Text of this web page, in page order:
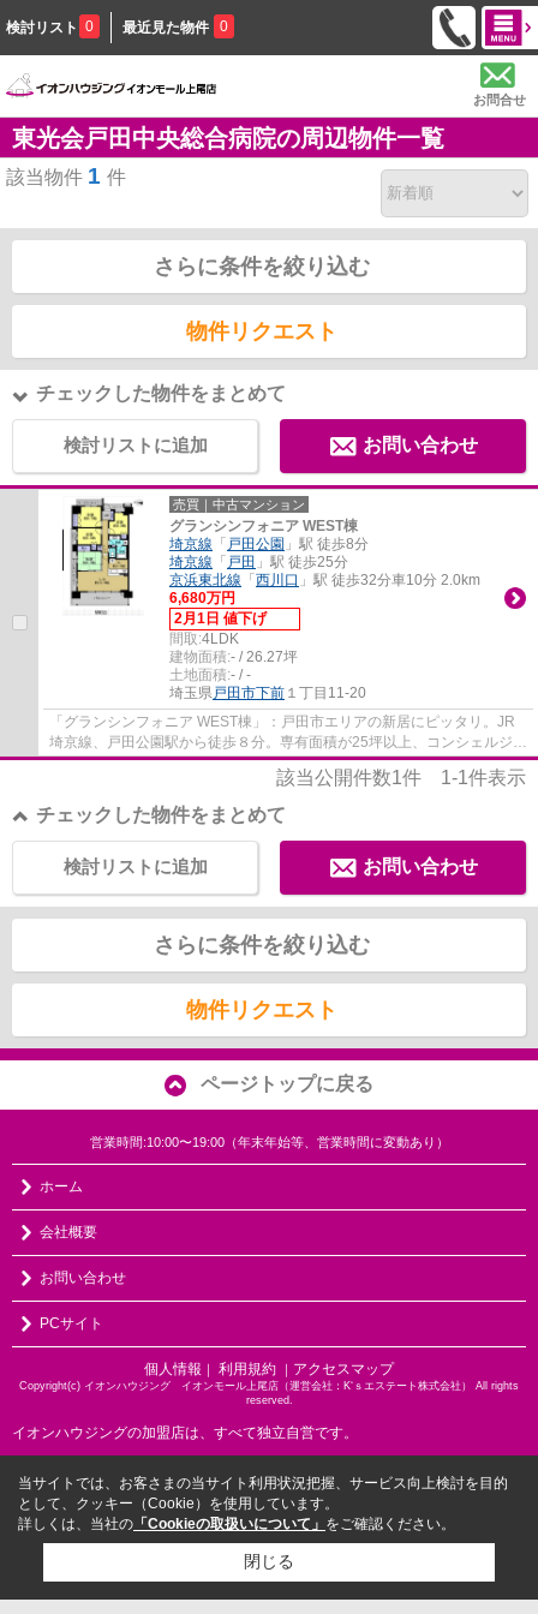
検討リスト 0 最近見た物件 0
お問合せ
東光会戸田中央総合病院の周辺物件一覧
該当物件 1 件
さらに条件を絞り込む
物件リクエスト
チェックした物件をまとめて
検討リストに追加 お問い合わせ
売買｜中古マンション
グランシンフォニア WEST棟
埼京線 「 戸田公園 」駅 徒歩8分
埼京線 「 戸田 」駅 徒歩25分
京浜東北線 「 西川口 」駅 徒歩32分車10分 2.0km
6,680万円
2月1日 値下げ
間取:4LDK
建物面積:- / 26.27坪
土地面積:- / -
埼玉県戸田市下前 １丁目11-20
「グランシンフォニア WEST棟」：戸田市エリアの新居にピッタリ。JR
埼京線、戸田公園駅から徒歩８分。専有面積が25坪以上、コンシェルジュ
サービス・総戸数９２３戸のビッグコミュニテ...
該当公開件数1件 1-1件表示
チェックした物件をまとめて
お問い合わせ
検討リストに追加
さらに条件を絞り込む
物件リクエスト
ページトップに戻る
営業時間:10:00〜19:00（年末年始等、営業時間に変動あり）
ホーム
会社概要
お問い合わせ
PCサイト
個人情報 ｜ 利用規約 ｜ アクセスマップ
Copyright(c) イオンハウジング イオンモール上尾店（運営会社：K‘ｓエステート株式会社） All rights
reserved.
イオンハウジングの加盟店は、すべて独立自営です。
当サイトでは、お客さまの当サイト利用状況把握、サービス向上検討を目的
として、クッキー（Cookie）を使用しています。
詳しくは、当社の 「Cookieの取扱いについて」 をご確認ください。
閉じる